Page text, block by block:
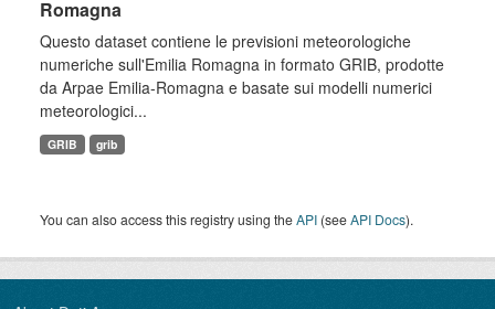
Romagna
Questo dataset contiene le previsioni meteorologiche
numeriche sull'Emilia Romagna in formato GRIB, prodotte
da Arpae Emilia-Romagna e basate sui modelli numerici
meteorologici...
GRIB grib
You can also access this registry using theAPI (seeAPI Docs).